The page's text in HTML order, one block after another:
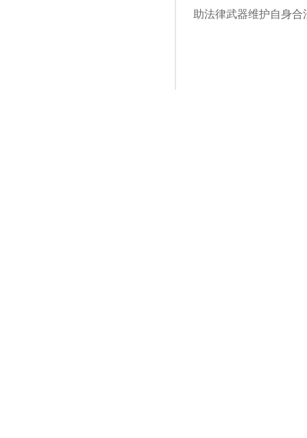
助法律武器维护自身合